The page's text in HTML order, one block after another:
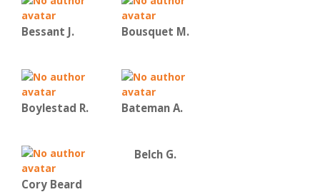
Bessant J. Bousquet M.
Boylestad R. Bateman Α.
Cory Beard
Belch G.